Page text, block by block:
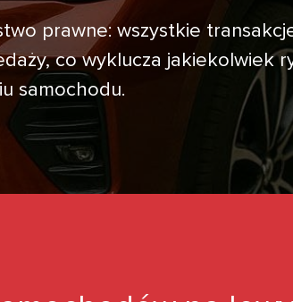
prawne: wszystkie
co wyklucza jakiekolwiek
samochodu.